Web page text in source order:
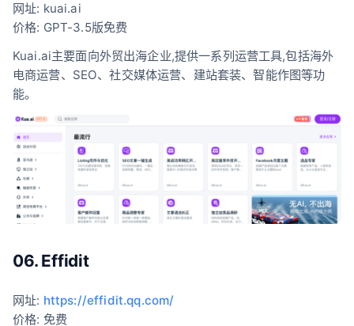
网址: kuai.ai
价格: GPT-3.5版免费
Kuai.ai主要面向外贸出海企业,提供一系列运营工具,包括海外
电商运营、SEO、社交媒体运营、建站套装、智能作图等功
能。
06. Effidit
网址: https://effidit.qq.com/
价格: 免费